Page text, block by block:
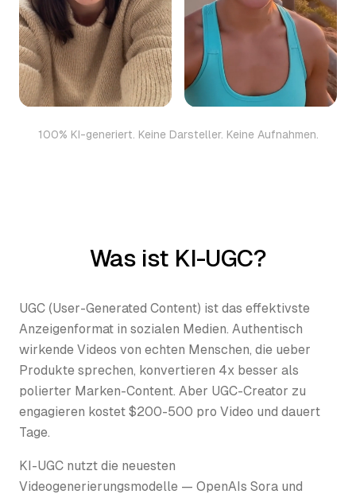
100% KI-generiert. Keine Darsteller. Keine Aufnahmen.
Was ist KI-UGC?
UGC (User-Generated Content) ist das effektivste
Anzeigenformat in sozialen Medien. Authentisch
wirkende Videos von echten Menschen, die ueber
Produkte sprechen, konvertieren 4x besser als
polierter Marken-Content. Aber UGC-Creator zu
engagieren kostet $200-500 pro Video und dauert
Tage.
KI-UGC nutzt die neuesten
Videogenerierungsmodelle — OpenAIs Sora und